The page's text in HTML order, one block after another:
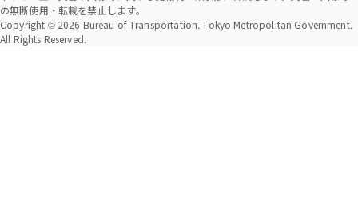
の無断使用・転載を禁止します。
Copyright © 2026 Bureau of Transportation. Tokyo Metropolitan Government.
All Rights Reserved.